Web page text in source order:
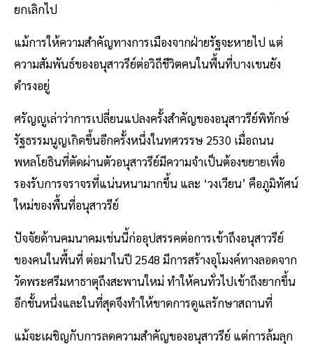
ยกเลิกไป
แม้การให้ความสำคัญทางการเมืองจากฝ่ายรัฐจะหายไป แต่
ความสัมพันธ์ของอนุสาวรีย์ต่อวิถีชีวิตคนในพื้นที่บางเขนยัง
ดำรงอยู่
ศรัญญูเล่าว่าการเปลี่ยนแปลงครั้งสำคัญของอนุสาวรีย์พิทักษ์
รัฐธรรมนูญเกิดขึ้นอีกครั้งหนึ่งในทศวรรษ 2530 เมื่อถนน
พหลโยธินที่ตัดผ่านตัวอนุสาวรีย์มีความจำเป็นต้องขยายเพื่อ
รองรับการจราจรที่แน่นหนามากขึ้น และ ‘วงเวียน’ คือภูมิทัศน์
ใหม่ของพื้นที่อนุสาวรีย์
ปัจจัยด้านคมนาคมเช่นนี้ก่ออุปสรรคต่อการเข้าถึงอนุสาวรีย์
ของคนในพื้นที่ ต่อมาในปี 2548 มีการสร้างอุโมงค์ทางลอดจาก
วัดพระศรีมหาธาตุถึงสะพานใหม่ ทำให้คนทั่วไปเข้าถึงยากขึ้น
อีกชั้นหนึ่งและในที่สุดจึงทำให้ขาดการดูแลรักษาสถานที่
แม้จะเผชิญกับการลดความสำคัญของอนุสาวรีย์ แต่การล้มลุก